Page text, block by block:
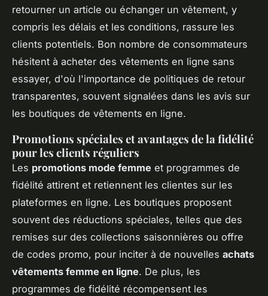
retourner un article ou échanger un vêtement, y
compris les délais et les conditions, rassure les
clients potentiels. Bon nombre de consommateurs
hésitent à acheter des vêtements en ligne sans
essayer, d'où l'importance de politiques de retour
transparentes, souvent signalées dans les avis sur
les boutiques de vêtements en ligne.
Promotions spéciales et avantages de la fidélité
pour les clients réguliers
Les promotions mode femme et programmes de
fidélité attirent et retiennent les clientes sur les
plateformes en ligne. Les boutiques proposent
souvent des réductions spéciales, telles que des
remises sur des collections saisonnières ou offre
de codes promo, pour inciter à de nouvelles achats
vêtements femme en ligne. De plus, les
programmes de fidélité récompensent les